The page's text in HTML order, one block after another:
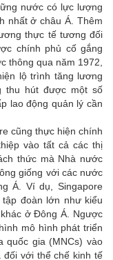
nước có lực lượng
nhất ở châu Á. Thêm
thực tế tương đối
chính phủ cố gắng
thông qua năm 1972,
lộ trình tăng lương
thu hút được một số
lao động quản lý cần
cũng thực hiện chính
vào tất cả các thị
thức mà Nhà nước
giống với các nước
Á. Ví dụ, Singapore
đoàn lớn như kiểu
ở Đông Á. Ngược
mô hình phát triển
quốc gia (MNCs) vào
với thể chế kinh tế